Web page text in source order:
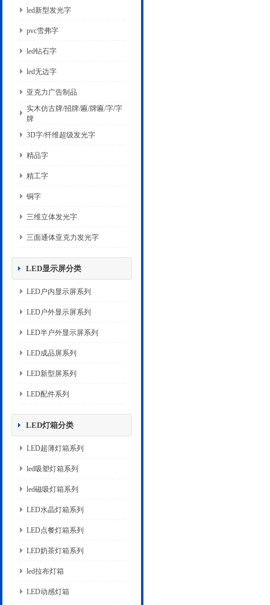
led新型发光字
pvc雪弗字
led钻石字
led无边字
亚克力广告制品
实木仿古牌/招牌/匾/牌匾/字/字
牌
3D字/纤维超级发光字
精品字
精工字
铜字
三维立体发光字
三面通体亚克力发光字
LED显示屏分类
LED户内显示屏系列
LED户外显示屏系列
LED半户外显示屏系列
LED成品屏系列
LED新型屏系列
LED配件系列
LED灯箱分类
LED超薄灯箱系列
led吸塑灯箱系列
led磁吸灯箱系列
LED水晶灯箱系列
LED点餐灯箱系列
LED奶茶灯箱系列
led拉布灯箱
LED动感灯箱